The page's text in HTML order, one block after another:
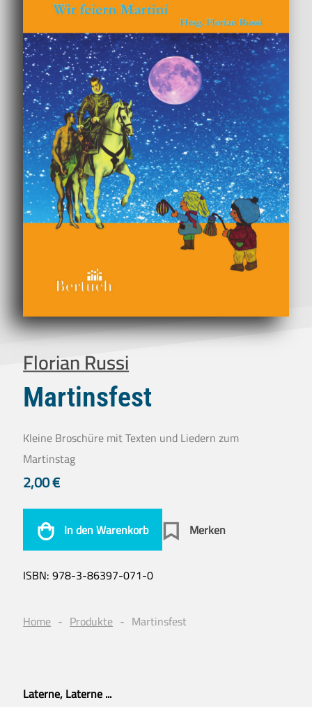
Florian Russi
Martinsfest
Kleine Broschüre mit Texten und Liedern zum
Martinstag
2,00€
In den Warenkorb Merken
ISBN:978-3-86397-071-0
Home Produkte Martinsfest
Laterne, Laterne ...